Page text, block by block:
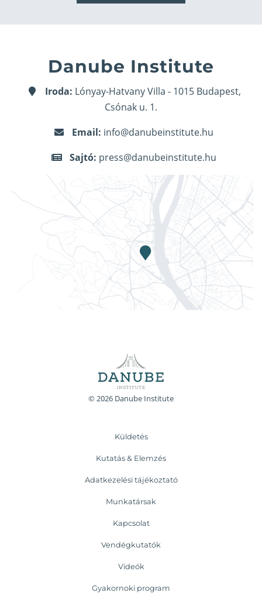
Danube Institute
Iroda: Lónyay-Hatvany Villa - 1015 Budapest,
Csónak u. 1.
Email: info@danubeinstitute.hu
Sajtó: press@danubeinstitute.hu
© 2026 Danube Institute
Küldetés
Kutatás & Elemzés
Adatkezelési tájékoztató
Munkatársak
Kapcsolat
Vendégkutatók
Videók
Gyakornoki program